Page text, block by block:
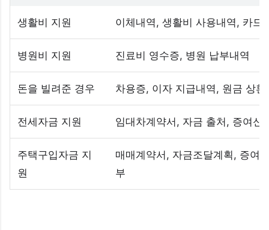
생활비 지원 이체내역, 생활비 사용내역, 카드
병원비 지원 진료비 영수증, 병원 납부내역
돈을 빌려준 경우 차용증, 이자 지급내역, 원금 상환
전세자금 지원 임대차계약서, 자금 출처, 증여신
주택구입자금 지
원
매매계약서, 자금조달계획, 증여
부